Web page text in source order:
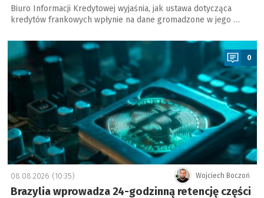
Biuro Informacji Kredytowej wyjaśnia, jak ustawa dotycząca
kredytów frankowych wpłynie na dane gromadzone w jego …
a
0
Wojciech Boczoń
08.08.2026 (10:35)
Brazylia wprowadza 24-godzinną retencję części